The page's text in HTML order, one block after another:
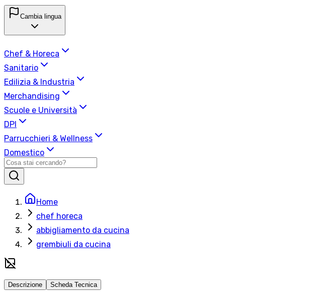
Cambia lingua
Chef & Horeca
Sanitario
Edilizia & Industria
Merchandising
Scuole e Università
DPI
Parrucchieri & Wellness
Domestico
Home
chef horeca
abbigliamento da cucina
grembiuli da cucina
Descrizione Scheda Tecnica